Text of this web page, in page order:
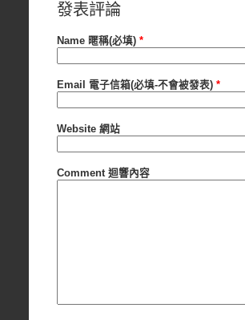
發表評論
Name 暱稱(必填) *
Email 電子信箱(必填-不會被發表) *
Website 網站
Comment 迴響內容